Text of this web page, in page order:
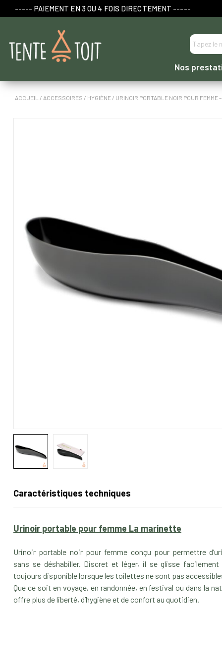
----- PAIEMENT EN 3 OU 4 FOIS DIRECTEMENT -----
Nos
ACCUEIL / ACCESSOIRES / HYGIÈNE / URINOIR PORTABLE NOIR POUR FEMME
Caractéristiques techniques
Urinoir portable pour femme La marinette
Urinoir portable noir pour femme conçu pour permettre
sans se déshabiller. Discret et léger, il se glisse
toujours disponible lorsque les toilettes ne sont pas
Que ce soit en voyage, en randonnée, en festival ou dans la
offre plus de liberté, d’hygiène et de confort au quotidien.